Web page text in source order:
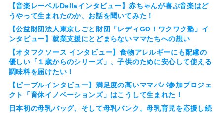
【音楽レーベルDellaインタビュー】赤ちゃんが喜ぶ音楽はど
うやって生まれたのか、お話を聞いてみた！
【公益財団法人東京しごと財団「レディGO！ワクワク塾」イ
ンタビュー】就業支援にとどまらないママたちへの想い
【オタフクソース インタビュー】食物アレルギーにも配慮の
優しい「１歳からのシリーズ」、子供のために安心して使える
調味料を届けたい！
【ピープルインタビュー】満足度の高いママパパ参加プロジェ
クト「育休イノベーションズ」はこうして生まれた！
日本初の母乳バッグ、そして母乳バンク。母乳育児を応援し続